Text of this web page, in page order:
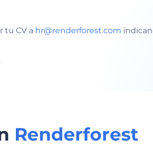
tu CV a hr@renderforest.com
Renderforest